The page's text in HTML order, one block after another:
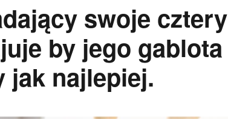
swoje cztery
by jego gablota
jak najlepiej.